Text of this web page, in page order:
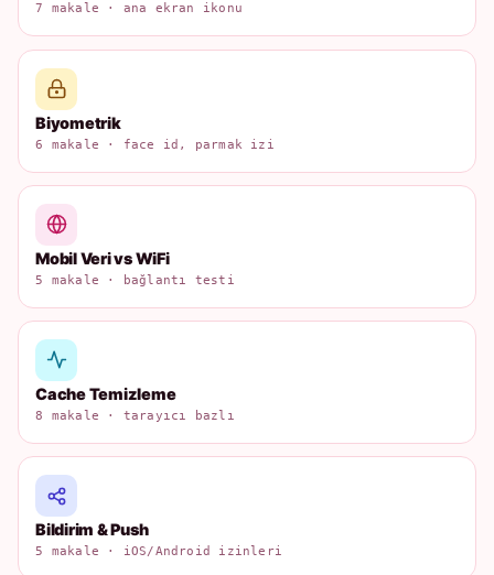
7 makale · ana ekran ikonu
Biyometrik
6 makale · face id, parmak izi
Mobil Veri vs WiFi
5 makale · bağlantı testi
Cache Temizleme
8 makale · tarayıcı bazlı
Bildirim & Push
5 makale · iOS/Android izinleri